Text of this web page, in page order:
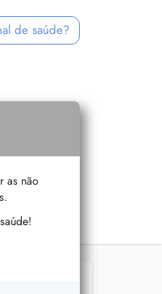
de saúde?
as não